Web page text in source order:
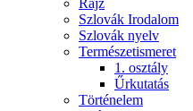
Rajz
Szlovák Irodalom
Szlovák nyelv
Természetismeret
1. osztály
Űrkutatás
Történelem